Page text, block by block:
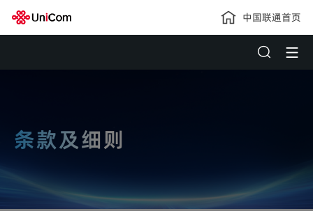
中国联通首页
条款及细则